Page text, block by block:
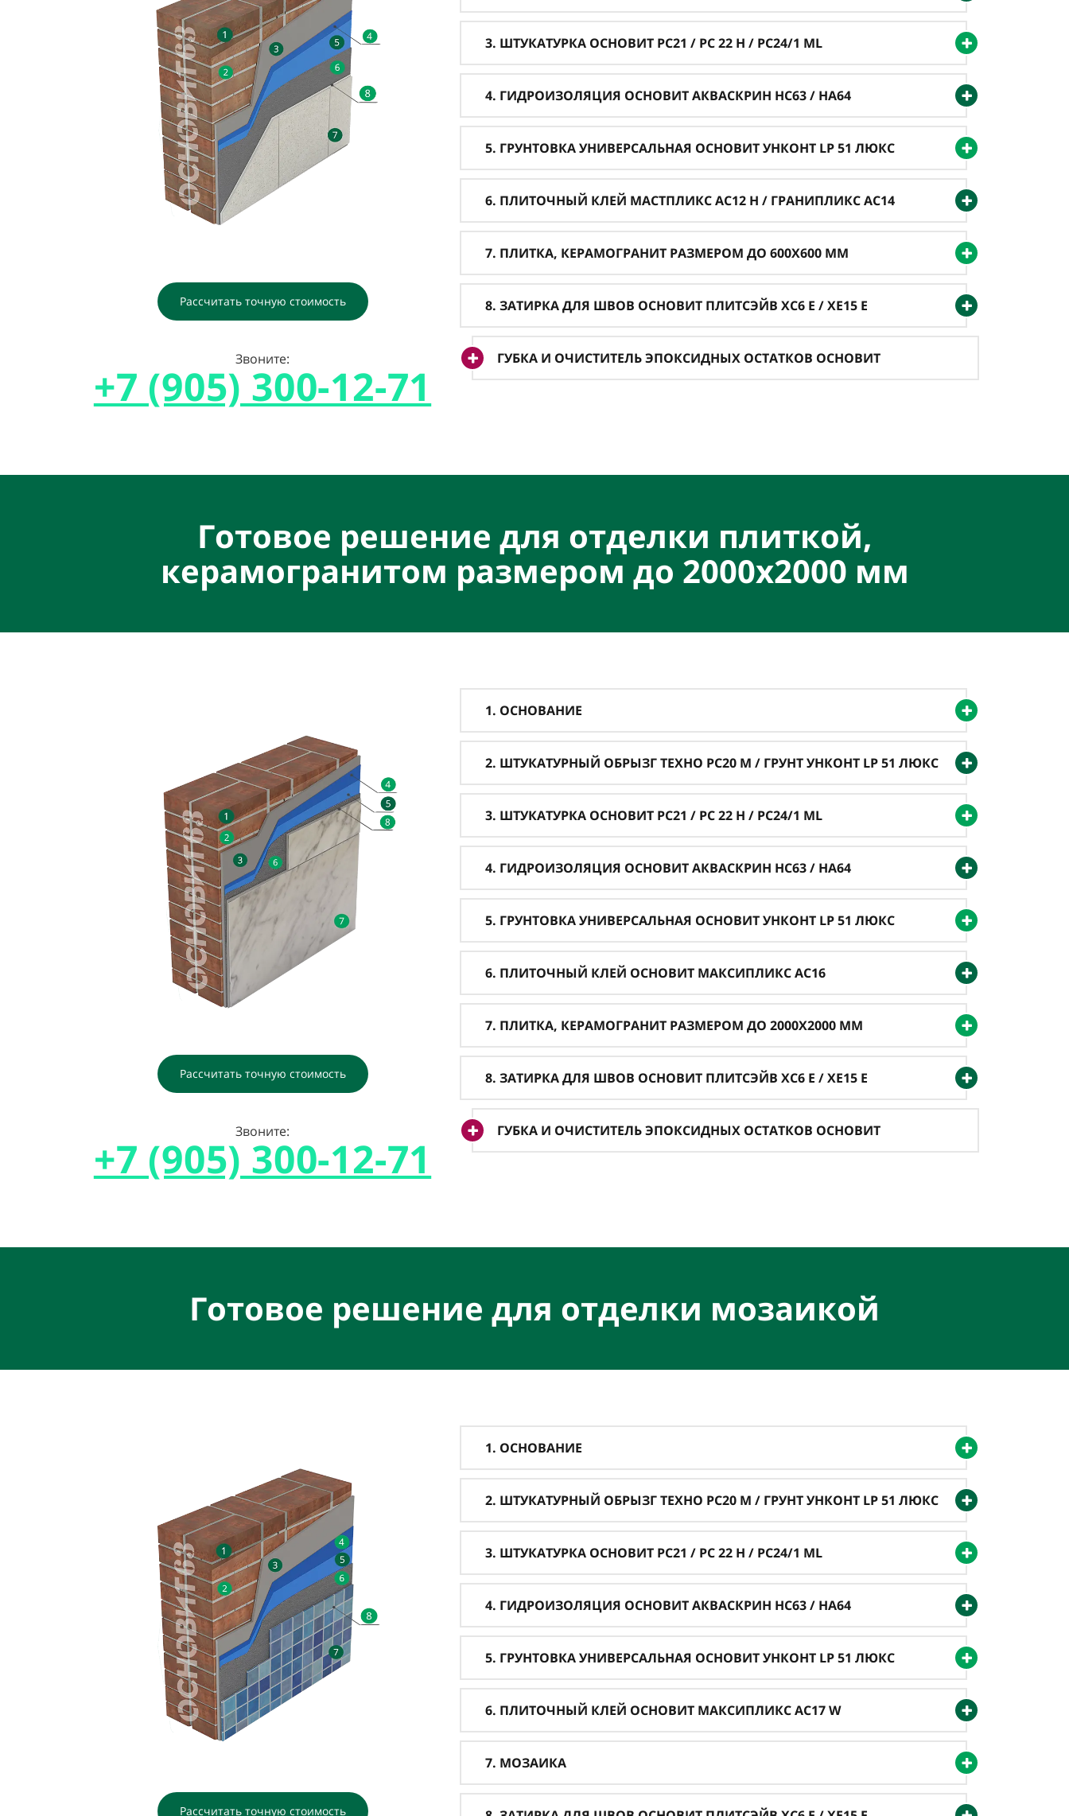
Рассчитать точную стоимость
Звоните:
+7 (905) 300-12-71
3. ШТУКАТУРКА ОСНОВИТ PC21 / PC 22 H / PC24/1 ML
4. ГИДРОИЗОЛЯЦИЯ ОСНОВИТ АКВАСКРИН HC63 / HA64
5. ГРУНТОВКА УНИВЕРСАЛЬНАЯ ОСНОВИТ УНКОНТ LP 51 ЛЮКС
6. ПЛИТОЧНЫЙ КЛЕЙ МАСТПЛИКС AC12 H / ГРАНИПЛИКС AC14
7. ПЛИТКА, КЕРАМОГРАНИТ РАЗМЕРОМ ДО 600Х600 ММ
8. ЗАТИРКА ДЛЯ ШВОВ ОСНОВИТ ПЛИТСЭЙВ XC6 Е / XE15 Е
ГУБКА И ОЧИСТИТЕЛЬ ЭПОКСИДНЫХ ОСТАТКОВ ОСНОВИТ
Готовое решение для отделки плиткой,
керамогранитом размером до 2000х2000 мм
Рассчитать точную стоимость
Звоните:
+7 (905) 300-12-71
1. ОСНОВАНИЕ
2. ШТУКАТУРНЫЙ ОБРЫЗГ ТЕХНО PC20 M / ГРУНТ УНКОНТ LP 51 ЛЮКС
3. ШТУКАТУРКА ОСНОВИТ PC21 / PC 22 H / PC24/1 ML
4. ГИДРОИЗОЛЯЦИЯ ОСНОВИТ АКВАСКРИН HC63 / HA64
5. ГРУНТОВКА УНИВЕРСАЛЬНАЯ ОСНОВИТ УНКОНТ LP 51 ЛЮКС
6. ПЛИТОЧНЫЙ КЛЕЙ ОСНОВИТ МАКСИПЛИКС AC16
7. ПЛИТКА, КЕРАМОГРАНИТ РАЗМЕРОМ ДО 2000X2000 ММ
8. ЗАТИРКА ДЛЯ ШВОВ ОСНОВИТ ПЛИТСЭЙВ XC6 Е / XE15 Е
ГУБКА И ОЧИСТИТЕЛЬ ЭПОКСИДНЫХ ОСТАТКОВ ОСНОВИТ
Готовое решение для отделки мозаикой
Рассчитать точную стоимость
1. ОСНОВАНИЕ
2. ШТУКАТУРНЫЙ ОБРЫЗГ ТЕХНО PC20 M / ГРУНТ УНКОНТ LP 51 ЛЮКС
3. ШТУКАТУРКА ОСНОВИТ PC21 / PC 22 H / PC24/1 ML
4. ГИДРОИЗОЛЯЦИЯ ОСНОВИТ АКВАСКРИН HC63 / HA64
5. ГРУНТОВКА УНИВЕРСАЛЬНАЯ ОСНОВИТ УНКОНТ LP 51 ЛЮКС
6. ПЛИТОЧНЫЙ КЛЕЙ ОСНОВИТ МАКСИПЛИКС AC17 W
7. МОЗАИКА